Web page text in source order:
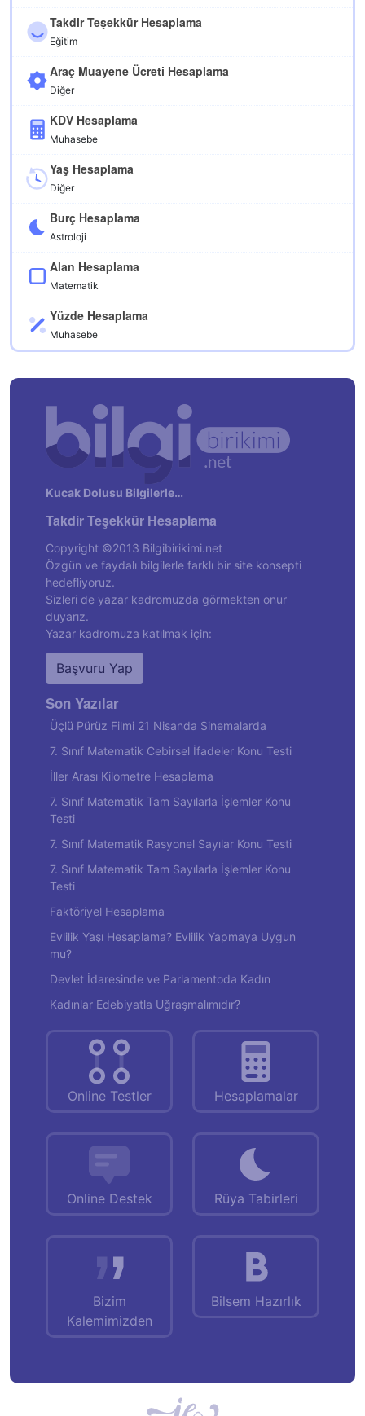
Takdir Teşekkür Hesaplama
Eğitim
Araç Muayene Ücreti Hesaplama
Diğer
KDV Hesaplama
Muhasebe
Yaş Hesaplama
Diğer
Burç Hesaplama
Astroloji
Alan Hesaplama
Matematik
Yüzde Hesaplama
Muhasebe
Kucak Dolusu Bilgilerle…
Takdir Teşekkür Hesaplama
Copyright ©2013 Bilgibirikimi.net
Özgün ve faydalı bilgilerle farklı bir site konsepti
hedefliyoruz.
Sizleri de yazar kadromuzda görmekten onur
duyarız.
Yazar kadromuza katılmak için:
Başvuru Yap
Son Yazılar
Üçlü Pürüz Filmi 21 Nisanda Sinemalarda
7. Sınıf Matematik Cebirsel İfadeler Konu Testi
İller Arası Kilometre Hesaplama
7. Sınıf Matematik Tam Sayılarla İşlemler Konu
Testi
7. Sınıf Matematik Rasyonel Sayılar Konu Testi
7. Sınıf Matematik Tam Sayılarla İşlemler Konu
Testi
Faktöriyel Hesaplama
Evlilik Yaşı Hesaplama? Evlilik Yapmaya Uygun
mu?
Devlet İdaresinde ve Parlamentoda Kadın
Kadınlar Edebiyatla Uğraşmalımıdır?
Online Testler Hesaplamalar
Online Destek Rüya Tabirleri
Bizim
Kalemimizden
Bilsem Hazırlık